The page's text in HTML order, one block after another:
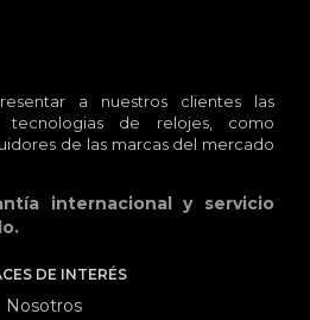
a nuestros clientes las
tecnologias de relojes, como
de las marcas del mercado
internacional y servicio
DE INTERÉS
Nosotros